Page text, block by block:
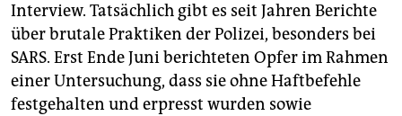
Interview. Tatsächlich gibt es seit Jahren Berichte
über brutale Praktiken der Polizei, besonders bei
SARS. Erst Ende Juni berichteten Opfer im Rahmen
einer Untersuchung, dass sie ohne Haftbefehle
festgehalten und erpresst wurden sowie